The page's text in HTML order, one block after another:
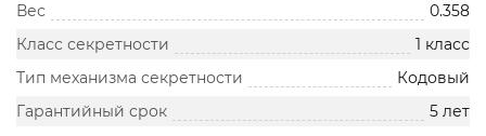
Вес
0.358
Класс секретности
1 класс
Тип механизма секретности
Кодовый
Гарантийный срок
5 лет